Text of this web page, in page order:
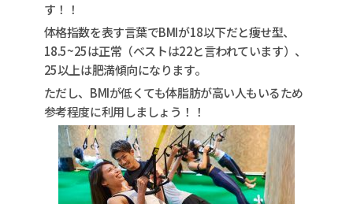
す！！
体格指数を表す言葉でBMIが18以下だと痩せ型、
18.5~25は正常（ベストは22と言われています）、
25以上は肥満傾向になります。
ただし、BMIが低くても体脂肪が高い人もいるため
参考程度に利用しましょう！！